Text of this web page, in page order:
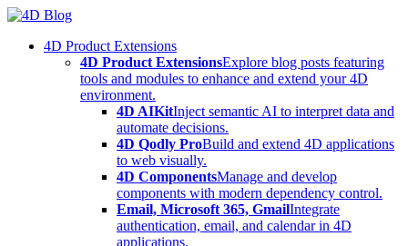
Skip
content4D Product Extensions
4D Product ExtensionsExplore blog posts featuring
tools and modules to enhance and extend your 4D
environment.
4D AIKitInject semantic AI to interpret data and
automate decisions.
4D Qodly ProBuild and extend 4D applications
to web visually.
4D ComponentsManage and develop
components with modern dependency control.
Email, Microsoft 365, GmailIntegrate
authentication, email, and calendar in 4D
applications.